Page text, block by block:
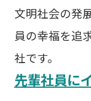
文明社会の発
員の幸福を追
社です。
先輩社員に